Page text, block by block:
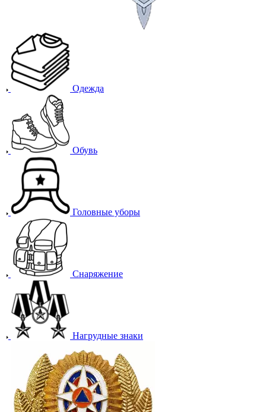
Одежда
Обувь
Головные уборы
Снаряжение
Нагрудные знаки